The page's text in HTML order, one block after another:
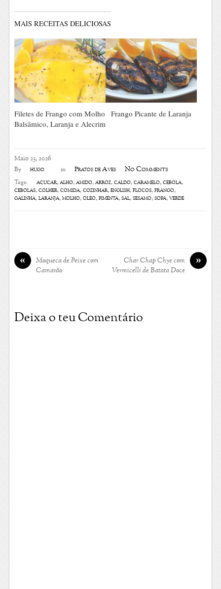
Maio 23, 2026
By hugo in Pratos de Aves No Comments
Tags: açúcar,alho,amido,arroz,caldo,caramelo,cebola,
cebolas,colher,comida,cozinhar,english,flocos,frango,
galinha,laranja,molho,óleo,pimenta,sal,sésamo,sopa,verde
MAIS RECEITAS DELICIOSAS
Filetes de Frango com Molho
Balsâmico, Laranja e Alecrim
Frango Picante de Laranja
«
Moqueca de Peixe com
Camarão
»
Char Chap Chye com
Vermicelli de Batata Doce
Deixa o teu Comentário